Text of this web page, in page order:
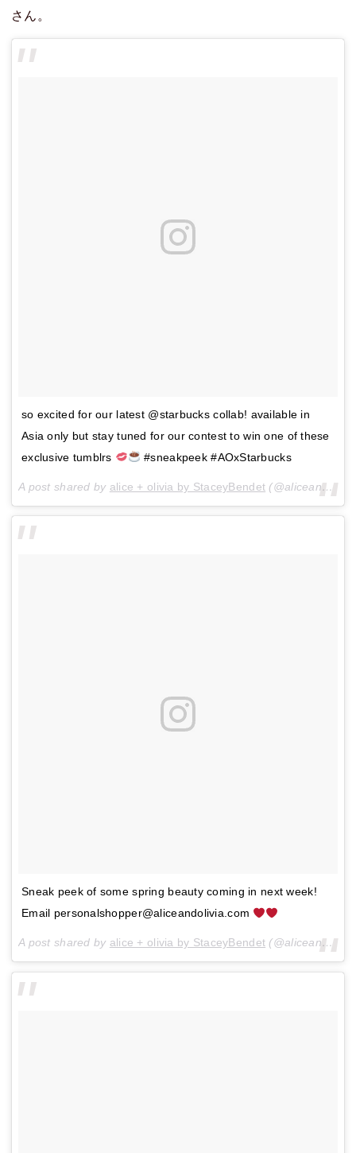
さん。
so excited for our latest @starbucks collab! available in
Asia only but stay tuned for our contest to win one of these
exclusive tumblrs
#sneakpeek #AOxStarbucks
A post shared by alice + olivia by StaceyBendet (@aliceandolivia) on
Sneak peek of some spring beauty coming in next week!
Email personalshopper@aliceandolivia.com
A post shared by alice + olivia by StaceyBendet (@aliceandolivia) on